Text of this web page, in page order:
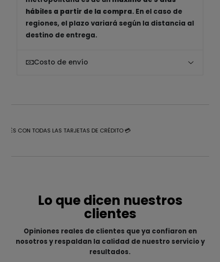
hábiles a partir de la compra. En el caso de
regiones, el plazo variará según la distancia al
destino de entrega.
Costo de envío
CON TODAS LAS TARJETAS DE CRÉDITO 💳
Lo que dicen nuestros
clientes
Opiniones reales de clientes que ya confiaron en
nosotros y respaldan la calidad de nuestro servicio y
resultados.